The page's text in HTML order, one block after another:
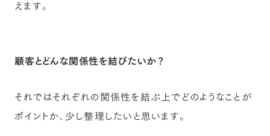
えます。
顧客とどんな関係性を結びたいか？
それではそれぞれの関係性を結ぶ上でどのようなことが
ポイントか、少し整理したいと思います。